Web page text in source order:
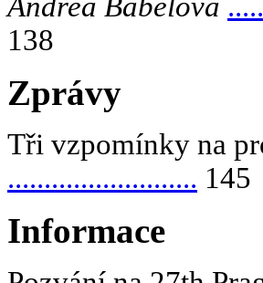
Andrea Bábelová
138
Zprávy
Tři vzpomínky na
.......................... 145
Informace